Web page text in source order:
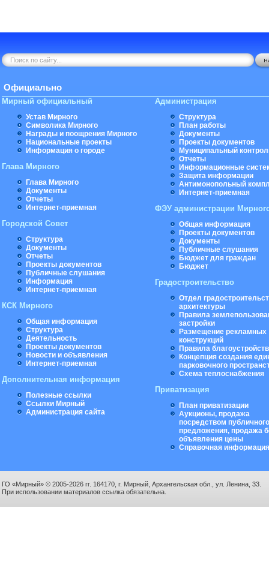
Официально
Мирный официальный
Устав Мирного
Символика Мирного
Награды и поощрения Мирного
Национальные проекты
Информация о городе
Глава Мирного
Глава Мирного
Документы
Отчеты
Интернет-приемная
Городской Совет
Структура
Документы
Отчеты
Проекты документов
Публичные слушания
Информация
Интернет-приемная
КСК Мирного
Общая информация
Структура
Деятельность
Проекты документов
Новости и объявления
Интернет-приемная
Дополнительная информация
Полезные ссылки
Ссылки Мирный
Администрация сайта
Администрация
Структура
План работы
Документы
Проекты документов
Муниципальный
Отчеты
Информационные
Защита информации
Антимонопольный
Интернет-приемная
ФЭУ администрации
Общая информация
Проекты документов
Документы
Публичные слушания
Бюджет для граждан
Бюджет
Градостроительство
Отдел
архитектуры
Правила
застройки
Размещение рекламных
конструкций
Правила
Концепция создания
парковочного
Схема теплоснабжения
Приватизация
План приватизации
Аукционы, продажа
посредством публичного
предложения, продажа
объявления цены
Справочная информация
ГО «Мирный» © 2005-2026 гг. 164170, г. Мирный, Архангельская обл., ул. Ленина, 33.
При использовании материалов ссылка обязательна.